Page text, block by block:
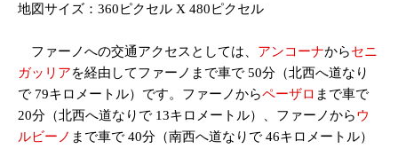
地図サイズ：360ピクセル X 480ピクセル
ファーノへの交通アクセスとしては、 アンコーナからセニ
ガッリアを経由してファーノまで車で 50分（北西へ道なり
で 79キロメートル）です。ファーノからペーザロ まで車で
20分（北西へ道なりで 13キロメートル）、ファーノからウ
ルビーノ まで車で 40分（南西へ道なりで 46キロメートル）